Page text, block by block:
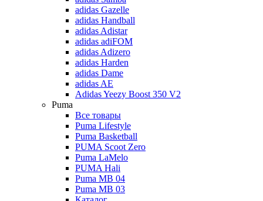
adidas Gazelle
adidas Handball
adidas Adistar
adidas adiFOM
adidas Adizero
adidas Harden
adidas Dame
adidas AE
Adidas Yeezy Boost 350 V2
Puma
Все товары
Puma Lifestyle
Puma Basketball
PUMA Scoot Zero
Puma LaMelo
PUMA Hali
Puma MB 04
Puma MB 03